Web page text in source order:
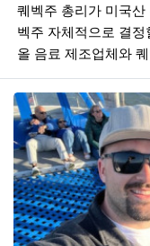
퀘벡주 총리가 미국
벡주 자체적으로 결
올 음료 제조업체와